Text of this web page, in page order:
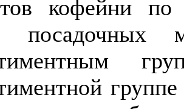
кофейни
посадочных